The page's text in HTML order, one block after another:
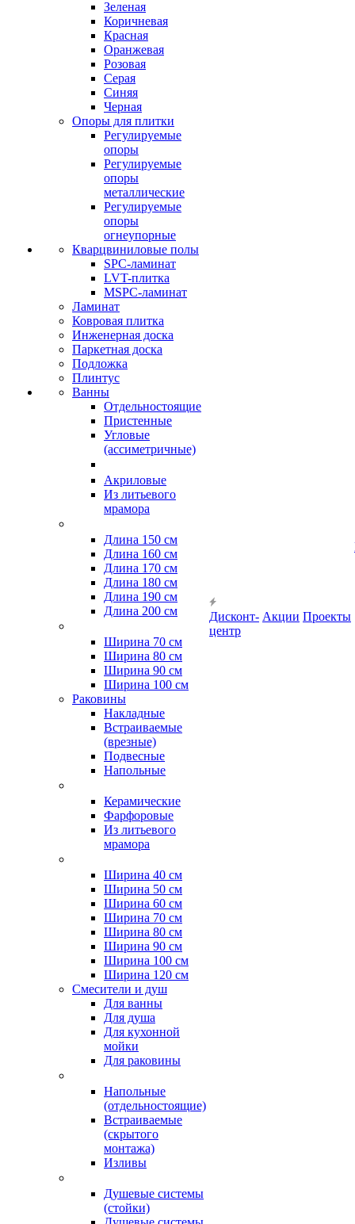
Зеленая
Коричневая
Красная
Оранжевая
Розовая
Серая
Синяя
Черная
Опоры для плитки
Регулируемые
опоры
Регулируемые
опоры
металлические
Регулируемые
опоры
огнеупорные
Кварцвиниловые полы
SPC-ламинат
LVT-плитка
MSPC-ламинат
Ламинат
Ковровая плитка
Инженерная доска
Паркетная доска
Подложка
Плинтус
Ванны
Отдельностоящие
Пристенные
Угловые
(ассиметричные)
Акриловые
Из литьевого
мрамора
Длина 150 см
Длина 160 см
Длина 170 см
Длина 180 см
Длина 190 см
Длина 200 см
Ширина 70 см
Ширина 80 см
Ширина 90 см
Ширина 100 см
Раковины
Накладные
Встраиваемые
(врезные)
Подвесные
Напольные
Керамические
Фарфоровые
Из литьевого
мрамора
Ширина 40 см
Ширина 50 см
Ширина 60 см
Ширина 70 см
Ширина 80 см
Ширина 90 см
Ширина 100 см
Ширина 120 см
Смесители и душ
Для ванны
Для душа
Для кухонной
мойки
Для раковины
Напольные
(отдельностоящие)
Встраиваемые
(скрытого
монтажа)
Изливы
Душевые системы
(стойки)
Дисконт-
центр
Акции Проекты